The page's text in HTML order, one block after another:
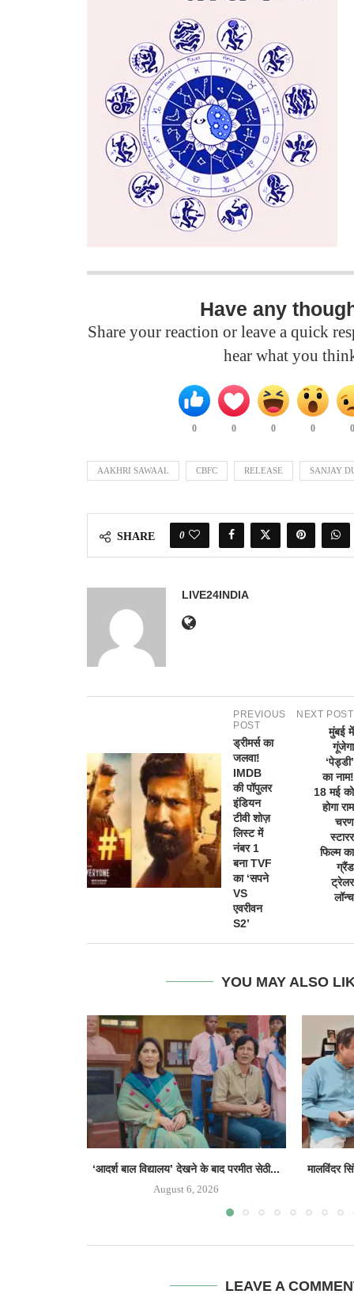
Have any
Share your reaction or leave a quick
hear what you
0 0 0 0
AAKHRI SAWAAL CBFC RELEASE SANJAY
SHARE 0
LIVE24INDIA
PREVIOUS
POST
ड्रीमर्स का
जलवा!
IMDB
की पॉपुलर
इंडियन
टीवी शोज़
लिस्ट में
नंबर 1
बना TVF
का ‘सपने
VS
एवरीवन
S2’
NEXT POST
मुंबई में
गूंजेगा
‘पेड्डी’
का नाम!
18 मई को
होगा राम
चरण
स्टारर
फिल्म का
ग्रैंड
ट्रेलर
लॉन्च
YOU MAY ALSO
‘आदर्श बाल विद्यालय’ देखने के बाद परमीत सेठी...
August 6, 2026
मालविंदर
LEAVE A